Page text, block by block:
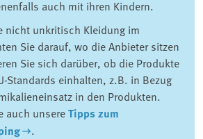
auch mit ihren Kindern.
nicht unkritisch Kleidung im
Sie darauf, wo die Anbieter sitzen
Sie sich darüber, ob die Produkte
Standards einhalten, z.B. in Bezug
in den Produkten.
auch unsereTipps zum
.